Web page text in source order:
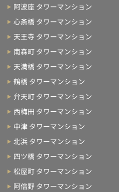
阿波座 タワーマンション
心斎橋 タワーマンション
天王寺 タワーマンション
南森町 タワーマンション
天満橋 タワーマンション
鶴橋 タワーマンション
弁天町 タワーマンション
西梅田 タワーマンション
中津 タワーマンション
北浜 タワーマンション
四ツ橋 タワーマンション
松屋町 タワーマンション
阿倍野 タワーマンション